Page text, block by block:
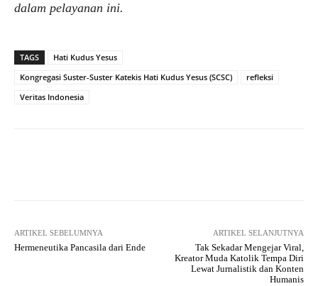
dalam pelayanan ini.
TAGS
Hati Kudus Yesus
Kongregasi Suster-Suster Katekis Hati Kudus Yesus (SCSC)
refleksi
Veritas Indonesia
ARTIKEL SEBELUMNYA
Hermeneutika Pancasila dari Ende
ARTIKEL SELANJUTNYA
Tak Sekadar Mengejar Viral,
Kreator Muda Katolik Tempa Diri
Lewat Jurnalistik dan Konten
Humanis